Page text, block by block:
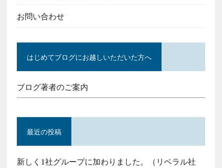
お問い合わせ
はじめてブログにお越しいただいた方へ
ブログ著者のご案内
最近の投稿
新しく1社グループに加わりました。（リベラル社